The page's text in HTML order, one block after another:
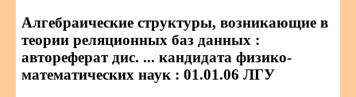
Алгебраические структуры, возникающие в
теории реляционных баз данных :
автореферат дис. ... кандидата физико-
математических наук : 01.01.06 ЛГУ